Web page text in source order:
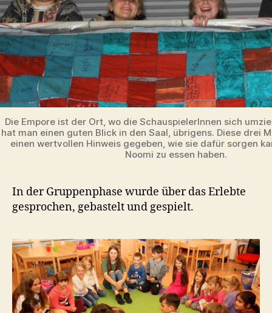
Die Empore ist der Ort, wo die SchauspielerInnen sich
hat man einen guten Blick in den Saal, übrigens. Diese drei
einen wertvollen Hinweis gegeben, wie sie dafür sorgen
Noomi zu essen haben.
In der Gruppenphase wurde über das Erlebte
gesprochen, gebastelt und gespielt.